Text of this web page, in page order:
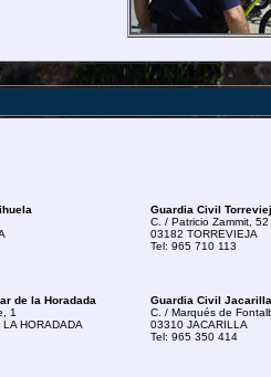
Guardia Civil
C. / Patricio Zammit, 52
03182 TORREVIEJA
Tel: 965 710 113
de la Horadada
1
HORADADA
Guardia Civil Jacarilla
C. / Marqués de
03310 JACARILLA
Tel: 965 350 414